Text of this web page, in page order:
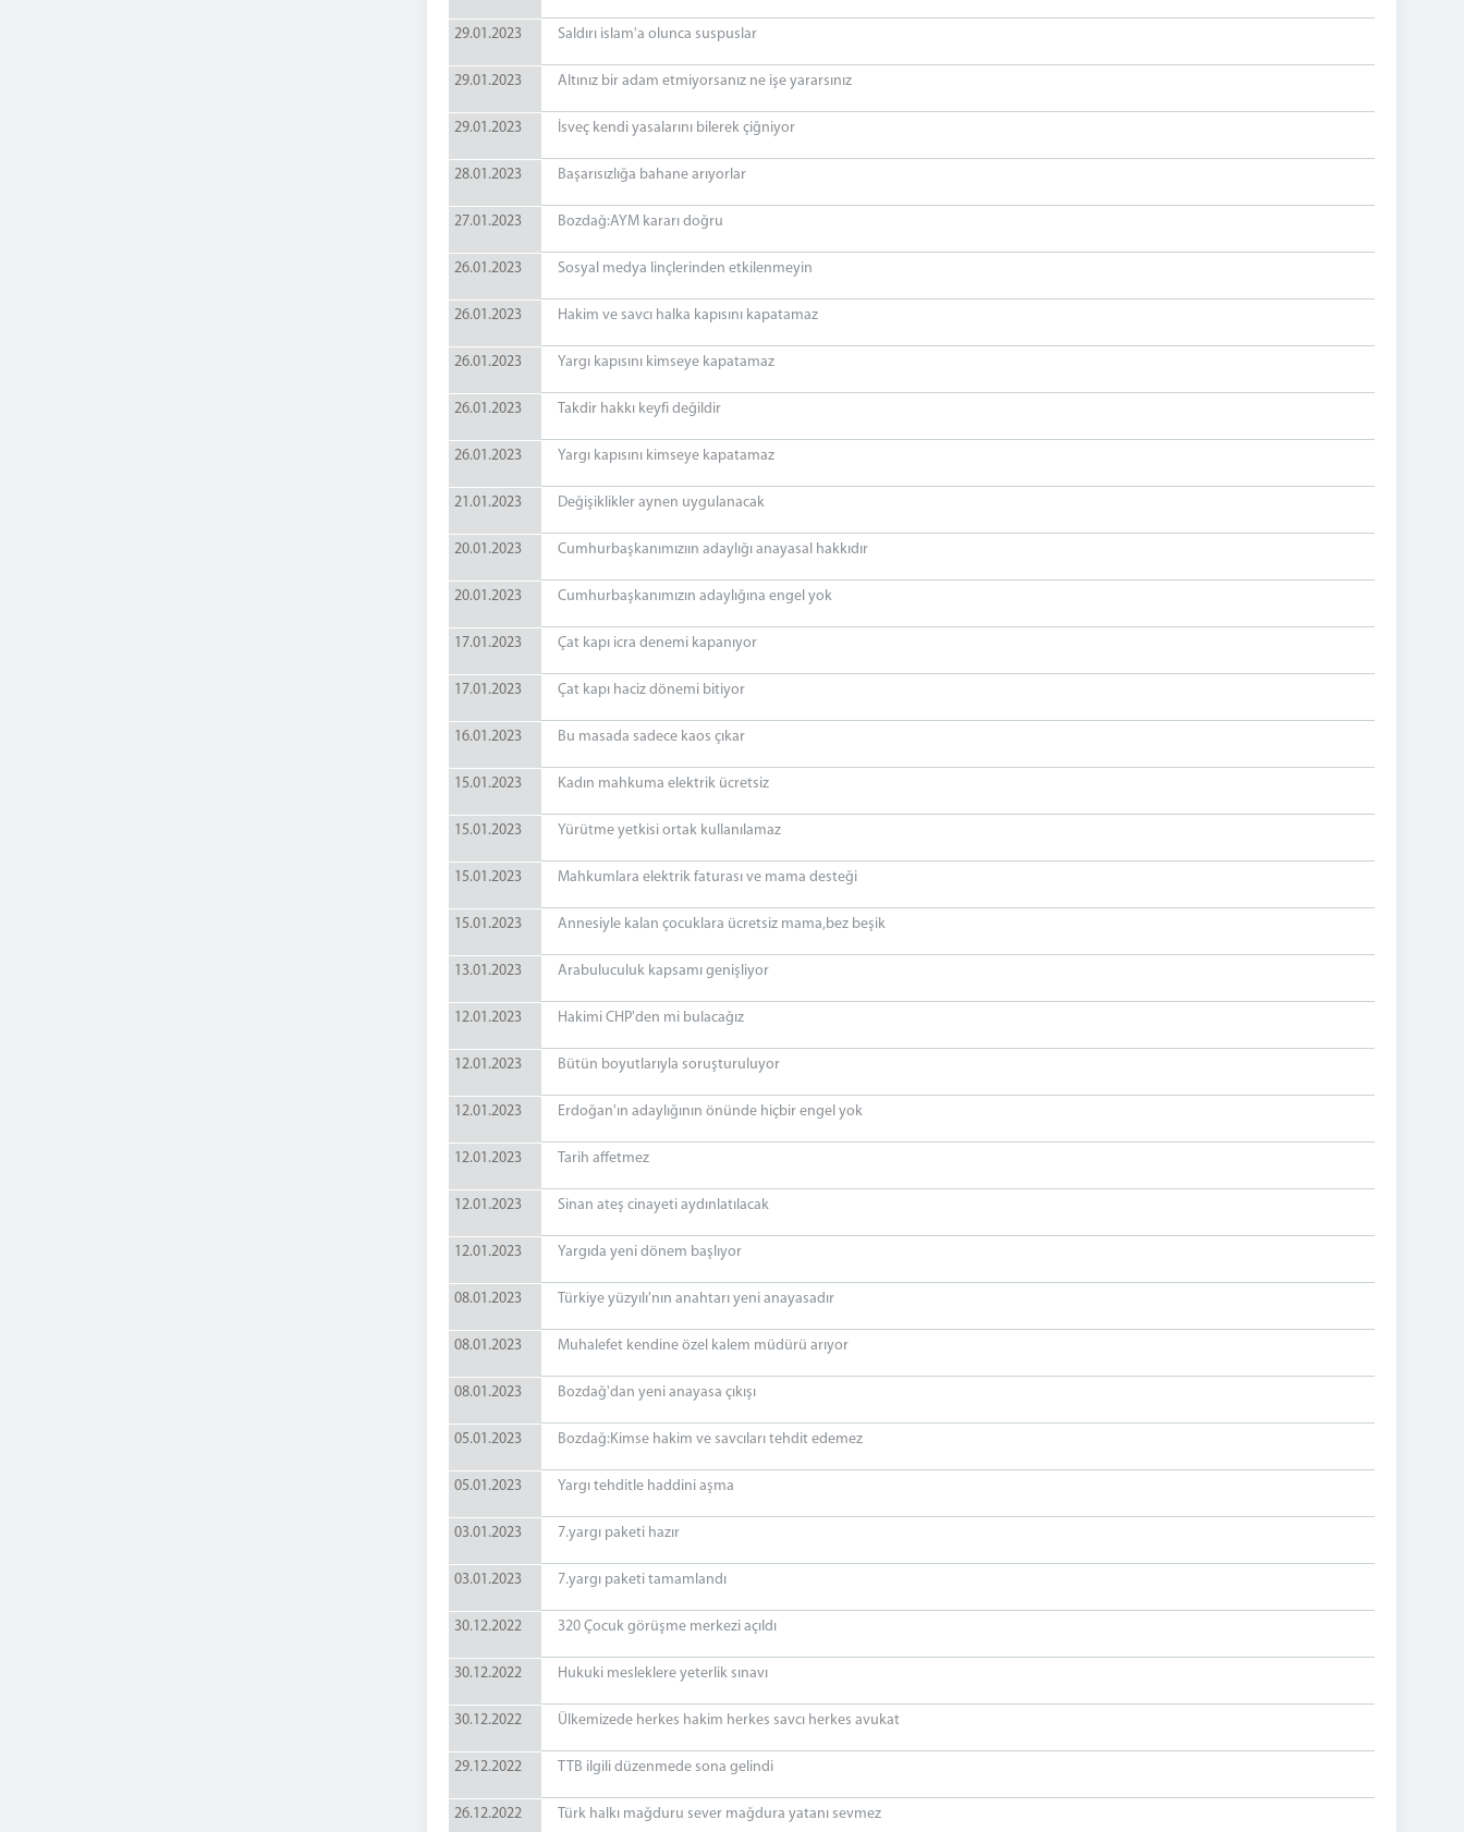
29.01.2023 Saldırı islam'a olunca suspuslar
29.01.2023 Altınız bir adam etmiyorsanız ne işe yararsınız
29.01.2023 İsveç kendi yasalarını bilerek çiğniyor
28.01.2023 Başarısızlığa bahane arıyorlar
27.01.2023 Bozdağ:AYM kararı doğru
26.01.2023 Sosyal medya linçlerinden etkilenmeyin
26.01.2023 Hakim ve savcı halka kapısını kapatamaz
26.01.2023 Yargı kapısını kimseye kapatamaz
26.01.2023 Takdir hakkı keyfi değildir
26.01.2023 Yargı kapısını kimseye kapatamaz
21.01.2023 Değişiklikler aynen uygulanacak
20.01.2023 Cumhurbaşkanımızıın adaylığı anayasal hakkıdır
20.01.2023 Cumhurbaşkanımızın adaylığına engel yok
17.01.2023 Çat kapı icra denemi kapanıyor
17.01.2023 Çat kapı haciz dönemi bitiyor
16.01.2023 Bu masada sadece kaos çıkar
15.01.2023 Kadın mahkuma elektrik ücretsiz
15.01.2023 Yürütme yetkisi ortak kullanılamaz
15.01.2023 Mahkumlara elektrik faturası ve mama desteği
15.01.2023 Annesiyle kalan çocuklara ücretsiz mama,bez beşik
13.01.2023 Arabuluculuk kapsamı genişliyor
12.01.2023 Hakimi CHP'den mi bulacağız
12.01.2023 Bütün boyutlarıyla soruşturuluyor
12.01.2023 Erdoğan'ın adaylığının önünde hiçbir engel yok
12.01.2023 Tarih affetmez
12.01.2023 Sinan ateş cinayeti aydınlatılacak
12.01.2023 Yargıda yeni dönem başlıyor
08.01.2023 Türkiye yüzyılı'nın anahtarı yeni anayasadır
08.01.2023 Muhalefet kendine özel kalem müdürü arıyor
08.01.2023 Bozdağ'dan yeni anayasa çıkışı
05.01.2023 Bozdağ:Kimse hakim ve savcıları tehdit edemez
05.01.2023 Yargı tehditle haddini aşma
03.01.2023 7.yargı paketi hazır
03.01.2023 7.yargı paketi tamamlandı
30.12.2022 320 Çocuk görüşme merkezi açıldı
30.12.2022 Hukuki mesleklere yeterlik sınavı
30.12.2022 Ülkemizede herkes hakim herkes savcı herkes avukat
29.12.2022 TTB ilgili düzenmede sona gelindi
26.12.2022 Türk halkı mağduru sever mağdura yatanı sevmez